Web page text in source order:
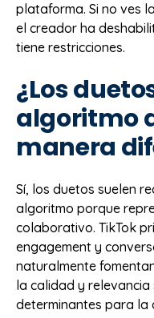
plataforma. Si no ves
el creador ha
tiene restricciones.
¿Los
algoritmo
manera
Sí, los duetos suelen
algoritmo porque
colaborativo. TikTok
engagement y
naturalmente
la calidad y
determinantes para la